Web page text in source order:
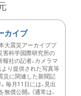
カイブ
大震災アーカイブプ
害科学国際研究所の
社の記者、カメラマ
より提供された写真等
災に関連した新聞記
毎月11日には、見出
償公開。（通常は、